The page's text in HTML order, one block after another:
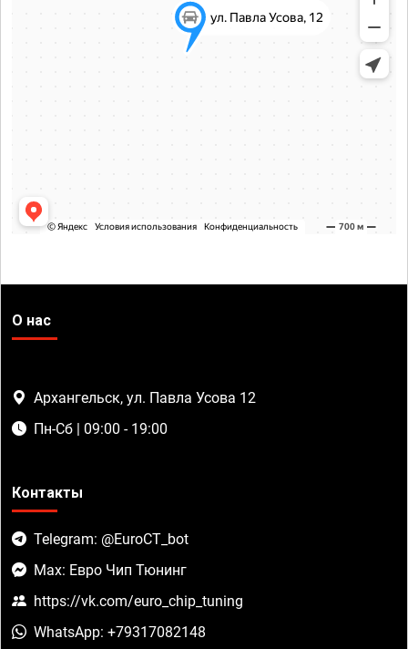
О нас
Архангельск, ул. Павла Усова 12
Пн-Сб | 09:00 - 19:00
Контакты
Telegram: @EuroCT_bot
Max: Евро Чип Тюнинг
https://vk.com/euro_chip_tuning
WhatsApp: +79317082148